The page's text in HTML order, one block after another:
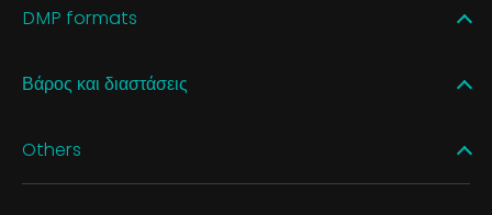
DMP formats
Βάρος και διαστάσεις
Others